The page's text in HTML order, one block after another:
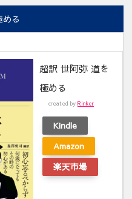
る
超訳 世阿弥 道を
極める
created by Rinker
Kindle
Amazon
楽天市場